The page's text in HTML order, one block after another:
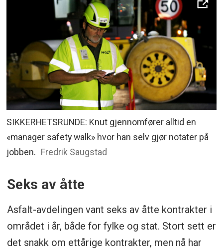
SIKKERHETSRUNDE: Knut gjennomfører alltid en
«manager safety walk» hvor han selv gjør notater på
jobben. Fredrik Saugstad
Seks av åtte
Asfalt-avdelingen vant seks av åtte kontrakter i
området i år, både for fylke og stat. Stort sett er
det snakk om ettårige kontrakter, men nå har